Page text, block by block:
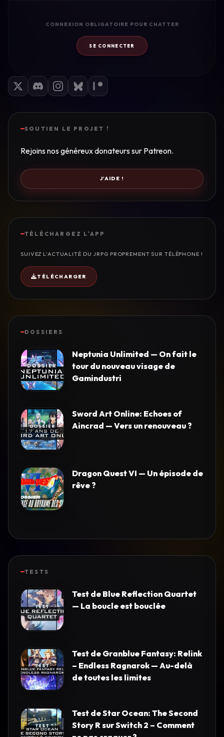
CONNEXION OBLIGATOIRE POUR CHATTER
SE CONNECTER
SOUTIEN LE PROJET !
Rejoins nos généreux donateurs sur Patreon.
J'AIDE !
TÉLÉCHARGEZ L'APP
SUIVEZ L'ACTUALITÉ DU JRPG PROPREMENT SUR TÉLÉPHONE !
TÉLÉCHARGER
DOSSIERS
Neptunia Unlimited — On fait le
tour du nouveau visage de
Gamindustri
Sword Art Online: Echoes of
Aincrad — Vers un renouveau ?
Dragon Quest VI — Un épisode de
rêve ?
TESTS
Test de Blue Reflection Quartet
— La boucle est bouclée
Test de Granblue Fantasy: Relink
– Endless Ragnarok — Au-delà
de toutes les limites
Test de Star Ocean: The Second
Story R sur Switch 2 – Comment